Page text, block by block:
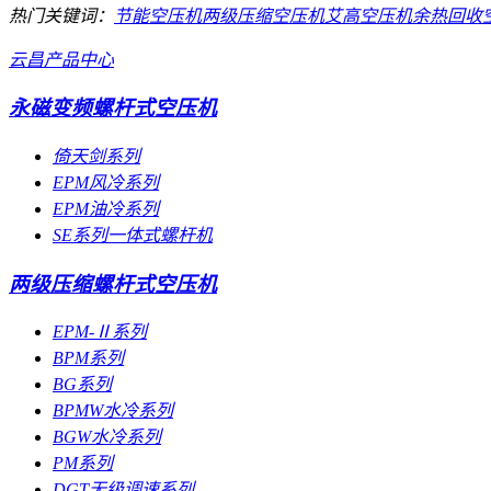
热门关键词： 节能空压机两级压缩空压机艾高空压机余热回收
云昌产品中心
永磁变频螺杆式空压机
倚天剑系列
EPM风冷系列
EPM油冷系列
SE系列一体式螺杆机
两级压缩螺杆式空压机
EPM-Ⅱ系列
BPM系列
BG系列
BPMW水冷系列
BGW水冷系列
PM系列